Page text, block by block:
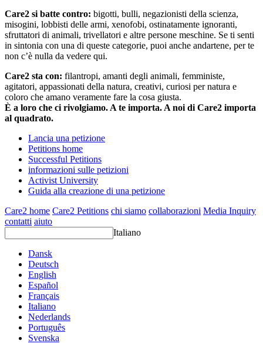
Care2 si batte contro: bigotti, bulli, negazionisti della scienza,
misogini, lobbisti delle armi, xenofobi, ostinatamente ignoranti,
sfruttatori di animali, trivellatori e altre persone meschine. Se ti senti
in sintonia con una di queste categorie, puoi anche andartene, per te
non c’è nulla da vedere qui.
Care2 sta con: filantropi, amanti degli animali, femministe,
agitatori, appassionati della natura, creativi, curiosi per natura e
coloro che amano veramente fare la cosa giusta.
È a loro che ci rivolgiamo. A te importa. A noi di Care2 importa
al quadrato.
Lancia una petizione
Petitions home
Successful Petitions
informazioni sulle petizioni
Activist University
Guida alla creazione di una petizione
Care2 home Care2 Petitions chi siamo collaborazioni Media Inquiry
contatti aiuto
Italiano
Dansk
Deutsch
English
Español
Français
Italiano
Nederlands
Português
Svenska